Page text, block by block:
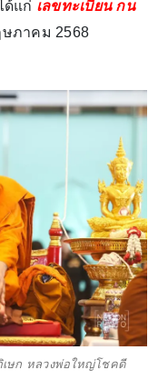
ด้แก่ เลขทะเบียน กน
ษภาคม 2568
ษก หลวงพ่อใหญ่โชคดี